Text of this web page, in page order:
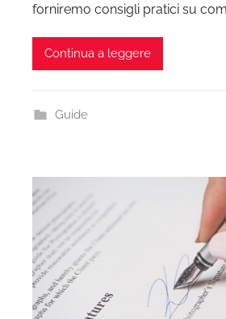
forniremo consigli pratici su
Continua a leggere
Guide